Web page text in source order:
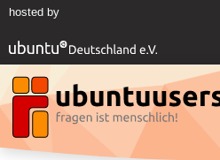
hosted by